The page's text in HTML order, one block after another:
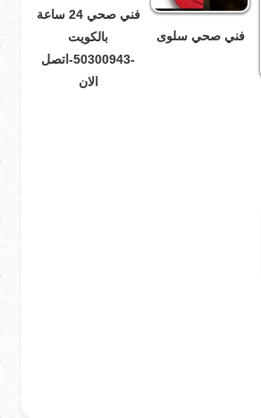
فني صحي سلوى
فني صحي 24 ساعة
بالكويت
-50300943-اتصل
الان